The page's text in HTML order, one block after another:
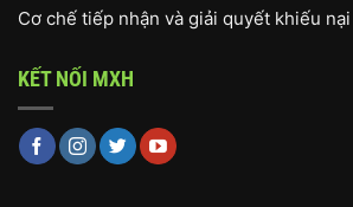
Cơ chế tiếp nhận và giải quyết khiếu nại
KẾT NỐI MXH